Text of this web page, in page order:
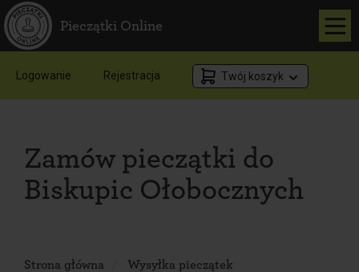
Pieczątki Online
Logowanie Rejestracja Twój koszyk
Zamów pieczątki do
Biskupic Ołobocznych
Strona główna
Wysyłka pieczątek